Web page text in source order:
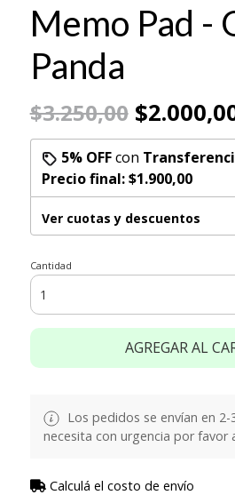
Memo Pad -
Panda
$3.250,00
5% OFFcon
Precio final:$1.900,00
Ver cuotas y descuentos
Cantidad
AGREGAR AL
Los pedidos se envían en 2-
necesita con urgencia por favor
Calculá el costo de envío